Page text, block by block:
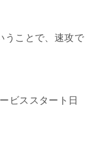
うことで、速攻で
ビススタート日